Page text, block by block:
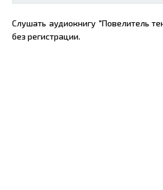
Слушать аудиокнигу "Повелитель
без регистрации.